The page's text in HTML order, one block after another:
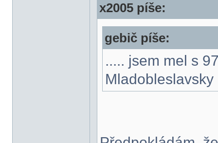
x2005 píše:
gebič píše:
..... jsem mel s
Mladobleslavsky